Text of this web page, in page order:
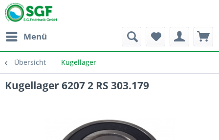
Menü
Übersicht Kugellager
Kugellager 6207 2 RS 303.179